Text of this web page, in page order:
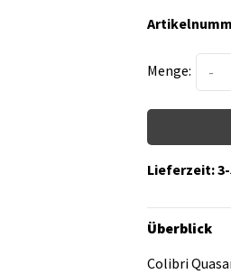
Menge: -
Lieferzeit:
Überblick
Colibri